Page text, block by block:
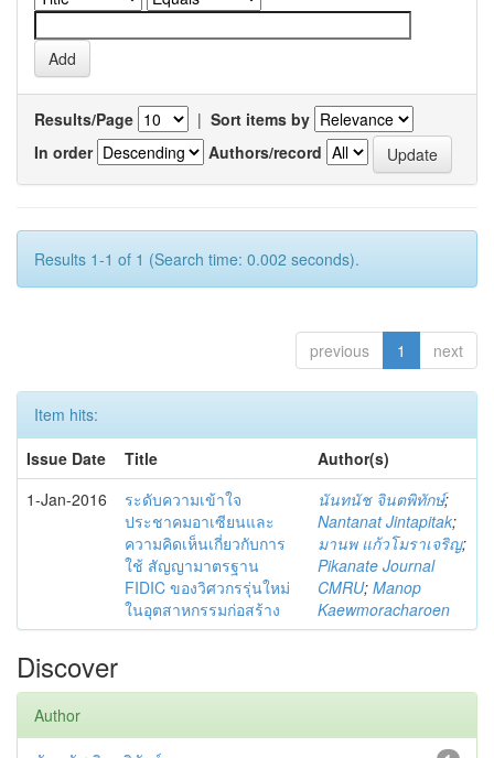
Results/Page | Sort items by
In order
Authors/record
Results 1-1 of 1 (Search time: 0.002 seconds).
previous 1 next
Item hits:
Issue Date
Title
Author(s)
1-Jan-2016
ระดับความเข้าใจ
ประชาคมอาเซียนและ
ความคิดเห็นเกี่ยวกับการ
ใช้ สัญญามาตรฐาน
FIDIC ของวิศวกรรุ่นใหม่
ในอุตสาหกรรมก่อสร้าง
นันทนัช จินตพิทักษ์;
Nantanat Jintapitak;
มานพ แก้วโมราเจริญ;
Pikanate Journal
CMRU; Manop
Kaewmoracharoen
Discover
Author